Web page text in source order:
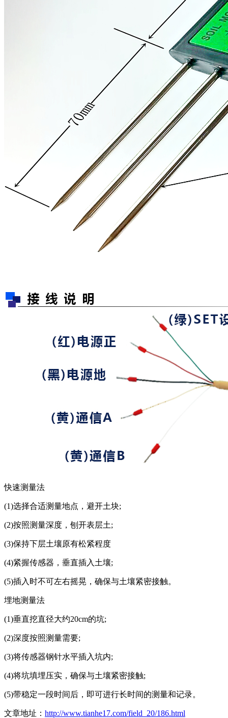
快速测量法
(1)选择合适测量地点，避开土块;
(2)按照测量深度，刨开表层土;
(3)保持下层土壤原有松紧程度
(4)紧握传感器，垂直插入土壤;
(5)插入时不可左右摇晃，确保与土壤紧密接触。
埋地测量法
(1)垂直挖直径大约20cm的坑;
(2)深度按照测量需要;
(3)将传感器钢针水平插入坑内;
(4)将坑填埋压实，确保与土壤紧密接触;
(5)带稳定一段时间后，即可进行长时间的测量和记录。
文章地址： http://www.tianhe17.com/field_20/186.html